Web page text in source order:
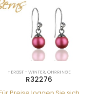
HERBST - WINTER,OHRRINGE
R32276